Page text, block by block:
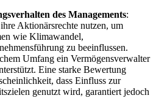
des Managements:
Aktionärsrechte nutzen, um
wie Klimawandel,
zu beeinflussen.
Umfang ein Vermögensverwalter
Eine starke Bewertung
dass Einfluss zur
genutzt wird, garantiert jedoch